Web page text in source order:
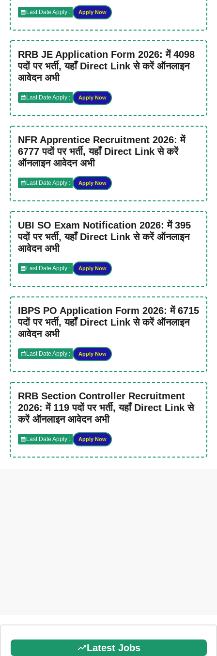
Last Date Apply : Apply Now
RRB JE Application Form 2026: में 4098
पदों पर भर्ती, यहाँ Direct Link से करें ऑनलाइन
आवेदन अभी
Last Date Apply : Apply Now
NFR Apprentice Recruitment 2026: में
6777 पदों पर भर्ती, यहाँ Direct Link से करें
ऑनलाइन आवेदन अभी
Last Date Apply : Apply Now
UBI SO Exam Notification 2026: में 395
पदों पर भर्ती, यहाँ Direct Link से करें ऑनलाइन
आवेदन अभी
Last Date Apply : Apply Now
IBPS PO Application Form 2026: में 6715
पदों पर भर्ती, यहाँ Direct Link से करें ऑनलाइन
आवेदन अभी
Last Date Apply : Apply Now
RRB Section Controller Recruitment
2026: में 119 पदों पर भर्ती, यहाँ Direct Link से
करें ऑनलाइन आवेदन अभी
Last Date Apply : Apply Now
Latest Jobs